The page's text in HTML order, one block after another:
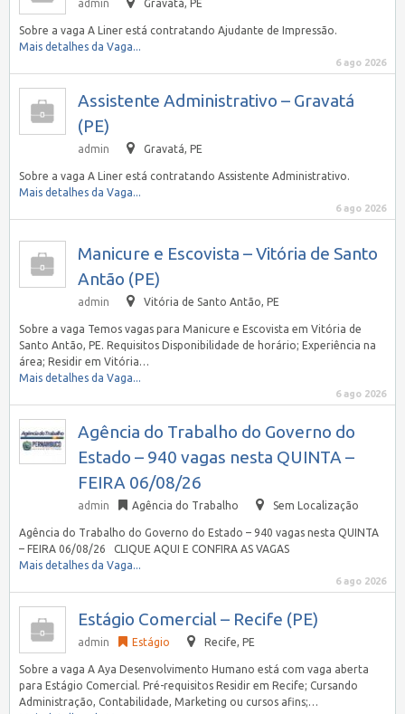
admin Gravatá, PE
Sobre a vaga A Liner está contratando Ajudante de Impressão.
Mais detalhes da Vaga...
6 ago 2026
Assistente Administrativo – Gravatá
(PE)
admin Gravatá, PE
Sobre a vaga A Liner está contratando Assistente Administrativo.
Mais detalhes da Vaga...
6 ago 2026
Manicure e Escovista – Vitória de Santo
Antão (PE)
admin Vitória de Santo Antão, PE
Sobre a vaga Temos vagas para Manicure e Escovista em Vitória de
Santo Antão, PE. Requisitos Disponibilidade de horário; Experiência na
área; Residir em Vitória…
Mais detalhes da Vaga...
6 ago 2026
Agência do Trabalho do Governo do
Estado – 940 vagas nesta QUINTA –
FEIRA 06/08/26
admin Agência do Trabalho Sem Localização
Agência do Trabalho do Governo do Estado – 940 vagas nesta QUINTA
– FEIRA 06/08/26 CLIQUE AQUI E CONFIRA AS VAGAS
Mais detalhes da Vaga...
6 ago 2026
Estágio Comercial – Recife (PE)
admin Estágio Recife, PE
Sobre a vaga A Aya Desenvolvimento Humano está com vaga aberta
para Estágio Comercial. Pré-requisitos Residir em Recife; Cursando
Administração, Contabilidade, Marketing ou cursos afins;…